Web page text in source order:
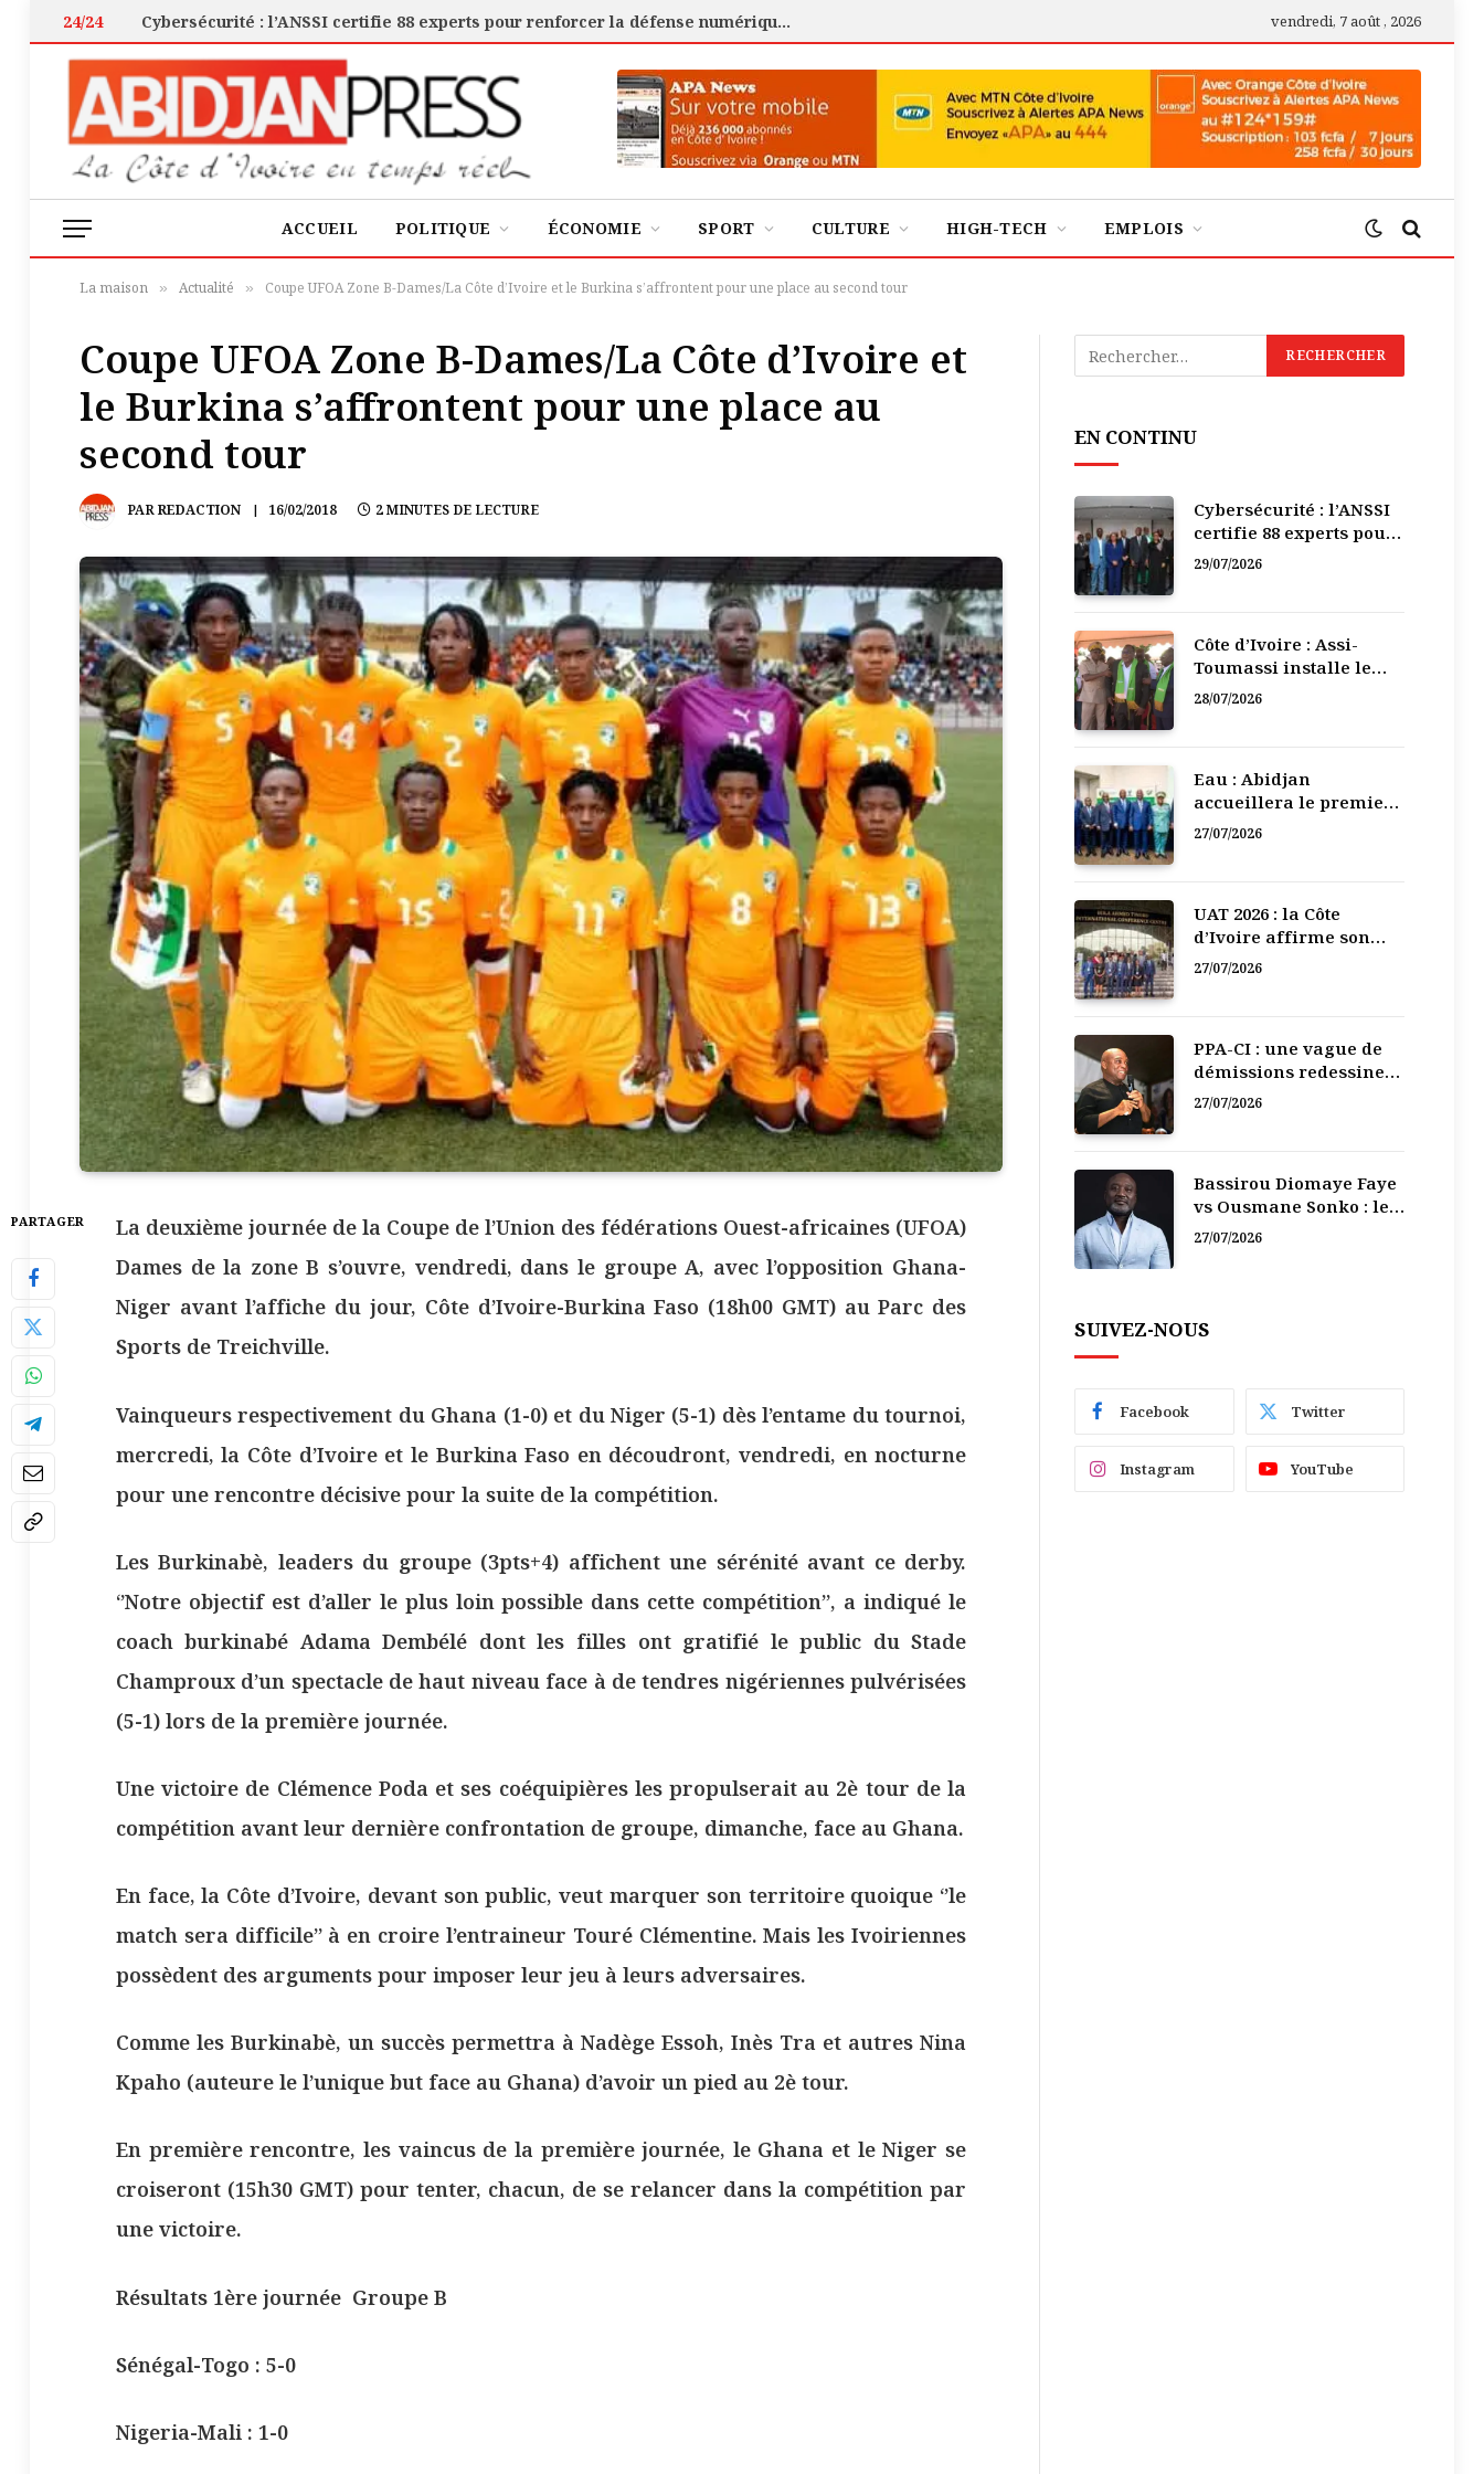
24/24 Cybersécurité : l’ANSSI certifie 88 experts pour renforcer la défense numérique de la Côte d’Ivoire vendredi, 7 août , 2026
ACCUEIL POLITIQUE ÉCONOMIE SPORT CULTURE HIGH-TECH EMPLOIS
La maison » Actualité » Coupe UFOA Zone B-Dames/La Côte d’Ivoire et le Burkina s’affrontent pour une place au second tour
Coupe UFOA Zone B-Dames/La Côte d’Ivoire et
le Burkina s’affrontent pour une place au
second tour
PARREDACTION 16/02/2018 2 MINUTES DE LECTURE
PARTAGER
La deuxième journée de la Coupe de l’Union des fédérations Ouest-africaines (UFOA)
Dames de la zone B s’ouvre, vendredi, dans le groupe A, avec l’opposition Ghana-
Niger avant l’affiche du jour, Côte d’Ivoire-Burkina Faso (18h00 GMT) au Parc des
Sports de Treichville.
Vainqueurs respectivement du Ghana (1-0) et du Niger (5-1) dès l’entame du tournoi,
mercredi, la Côte d’Ivoire et le Burkina Faso en découdront, vendredi, en nocturne
pour une rencontre décisive pour la suite de la compétition.
Les Burkinabè, leaders du groupe (3pts+4) affichent une sérénité avant ce derby.
‘’Notre objectif est d’aller le plus loin possible dans cette compétition’’, a indiqué le
coach burkinabé Adama Dembélé dont les filles ont gratifié le public du Stade
Champroux d’un spectacle de haut niveau face à de tendres nigériennes pulvérisées
(5-1) lors de la première journée.
Une victoire de Clémence Poda et ses coéquipières les propulserait au 2è tour de la
compétition avant leur dernière confrontation de groupe, dimanche, face au Ghana.
En face, la Côte d’Ivoire, devant son public, veut marquer son territoire quoique ‘’le
match sera difficile’’ à en croire l’entraineur Touré Clémentine. Mais les Ivoiriennes
possèdent des arguments pour imposer leur jeu à leurs adversaires.
Comme les Burkinabè, un succès permettra à Nadège Essoh, Inès Tra et autres Nina
Kpaho (auteure le l’unique but face au Ghana) d’avoir un pied au 2è tour.
En première rencontre, les vaincus de la première journée, le Ghana et le Niger se
croiseront (15h30 GMT) pour tenter, chacun, de se relancer dans la compétition par
une victoire.
Résultats 1ère journée Groupe B
Sénégal-Togo : 5-0
Nigeria-Mali : 1-0
EN CONTINU
Cybersécurité : l’ANSSI
certifie 88 experts pour
renforcer la défense
29/07/2026
Côte d’Ivoire : Assi-
Toumassi installe le
bureau exécutif de sa
28/07/2026
Eau : Abidjan
accueillera le premier
Forum régional de
27/07/2026
UAT 2026 : la Côte
d’Ivoire affirme son
leadership numérique
27/07/2026
PPA-CI : une vague de
démissions redessine
la recomposition
27/07/2026
Bassirou Diomaye Faye
vs Ousmane Sonko : le
vacarme du pouvoir ne
27/07/2026
SUIVEZ-NOUS
Facebook Twitter
Instagram YouTube